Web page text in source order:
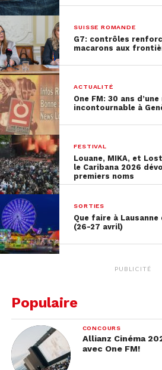
SUISSE ROMANDE
G7: contrôles
macarons aux
ACTUALITÉ
One FM: 30 ans
incontournable à
FESTIVAL
Louane, MIKA, et
le Caribana 2026
premiers noms
SORTIES
Que faire à
(26-27 avril)
PUBLICITÉ
Populaire
CONCOURS
Allianz Cinéma
avec One FM!